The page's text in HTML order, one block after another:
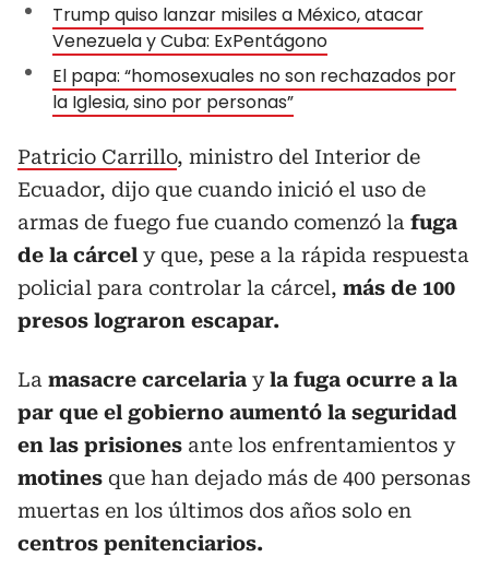
Trump quiso lanzar misiles a México, atacar
Venezuela y Cuba: ExPentágono
El papa: “homosexuales no son rechazados por
la Iglesia, sino por personas”
Patricio Carrillo, ministro del Interior de
Ecuador, dijo que cuando inició el uso de
armas de fuego fue cuando comenzó la fuga
de la cárcel y que, pese a la rápida respuesta
policial para controlar la cárcel, más de 100
presos lograron escapar.
La masacre carcelaria yla fuga ocurre a la
par que el gobierno aumentó la seguridad
en las prisiones ante los enfrentamientos y
motines que han dejado más de 400 personas
muertas en los últimos dos años solo en
centros penitenciarios.